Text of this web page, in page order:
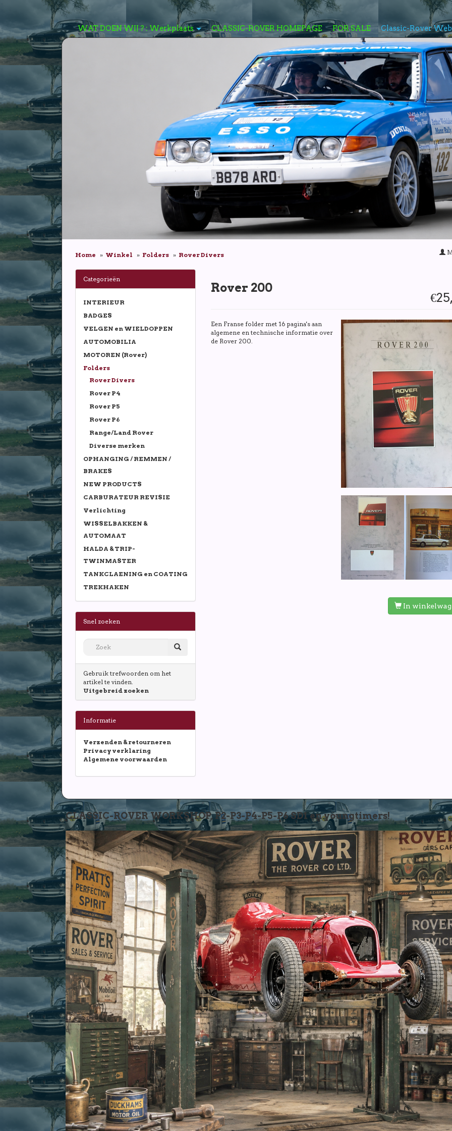
WAT DOEN WIJ ? : Werkplaats CLASSIC-ROVER HOMEPAGE FOR SALE Classic-Rover
Home Winkel Folders Rover Divers
Rover 200
Een Franse folder met 16 pagina's aan
algemene en technische informatie over
de Rover 200.
In
Categorieën
INTERIEUR
BADGES
VELGEN en WIELDOPPEN
AUTOMOBILIA
MOTOREN (Rover)
Folders
Rover Divers
Rover P4
Rover P5
Rover P6
Range/Land Rover
Diverse merken
OPHANGING / REMMEN /
BRAKES
NEW PRODUCTS
CARBURATEUR REVISIE
Verlichting
WISSELBAKKEN &
AUTOMAAT
HALDA & TRIP-
TWINMASTER
TANKCLAENING en COATING
TREKHAKEN
Snel zoeken
Gebruik trefwoorden om het
artikel te vinden.
Uitgebreid zoeken
Informatie
Verzenden & retourneren
Privacy verklaring
Algemene voorwaarden
CLASSIC-ROVER WORKSHOP, P2-P3-P4-P5-P6 SD1 en youngtimers!